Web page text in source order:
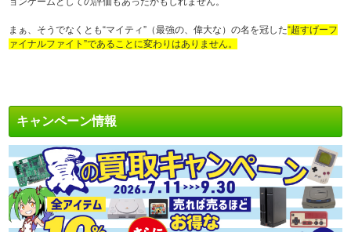
まぁ、そうでなくとも“マイティ”（最強の、偉大な）の名を冠した“超すげーフ
ァイナルファイト”であることに変わりはありません。
キャンペーン情報